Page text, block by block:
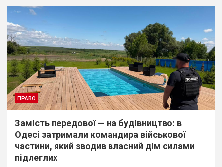
ПРАВО
Замість передової — на будівництво: в
Одесі затримали командира військової
частини, який зводив власний дім силами
підлеглих